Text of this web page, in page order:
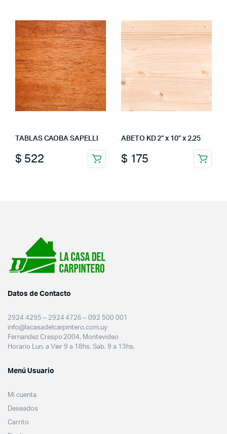
TABLAS CAOBA SAPELLI
$ 522
ABETO KD 2” x 10” x 2.25
$ 175
Datos de Contacto
2924 4295 – 2924 4726 – 092 500 001
info@lacasadelcarpintero.com.uy
Fernandez Crespo 2004, Montevideo
Horario Lun. a Vier 9 a 18hs. Sab. 9 a 13hs.
Menú Usuario
Mi cuenta
Deseados
Carrito